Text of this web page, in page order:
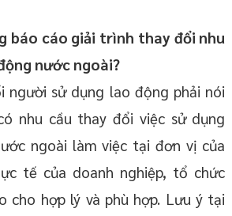
báo cáo giải trình thay đổi nhu
nước ngoài?
người sử dụng lao động phải nói
nhu cầu thay đổi việc sử dụng
ngoài làm việc tại đơn vị của
tế của doanh nghiệp, tổ chức
cho hợp lý và phù hợp. Lưu ý tại